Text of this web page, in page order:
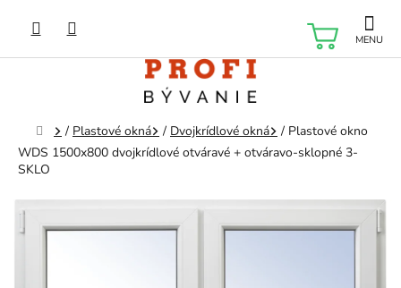
obsah
Domov
/ Plastové okná / Dvojkrídlové okná / Plastové okno
WDS 1500x800 dvojkrídlové otváravé + otváravo-sklopné 3-
SKLO